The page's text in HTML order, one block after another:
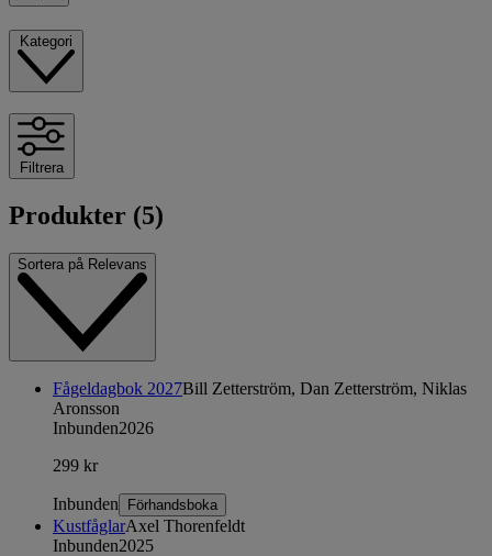
Filtrera
Produkter (5)
Sortera på Relevans
Fågeldagbok 2027Bill Zetterström, Dan Zetterström, Niklas
Aronsson
Inbunden2026
299 kr
Inbunden Förhandsboka
KustfåglarAxel Thorenfeldt
Inbunden2025